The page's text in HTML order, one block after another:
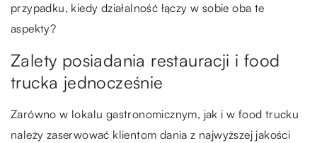
przypadku, kiedy działalność łączy w sobie oba te
aspekty?
Zalety posiadania restauracji i food
trucka jednocześnie
Zarówno w lokalu gastronomicznym, jak i w food trucku
należy zaserwować klientom dania z najwyższej jakości